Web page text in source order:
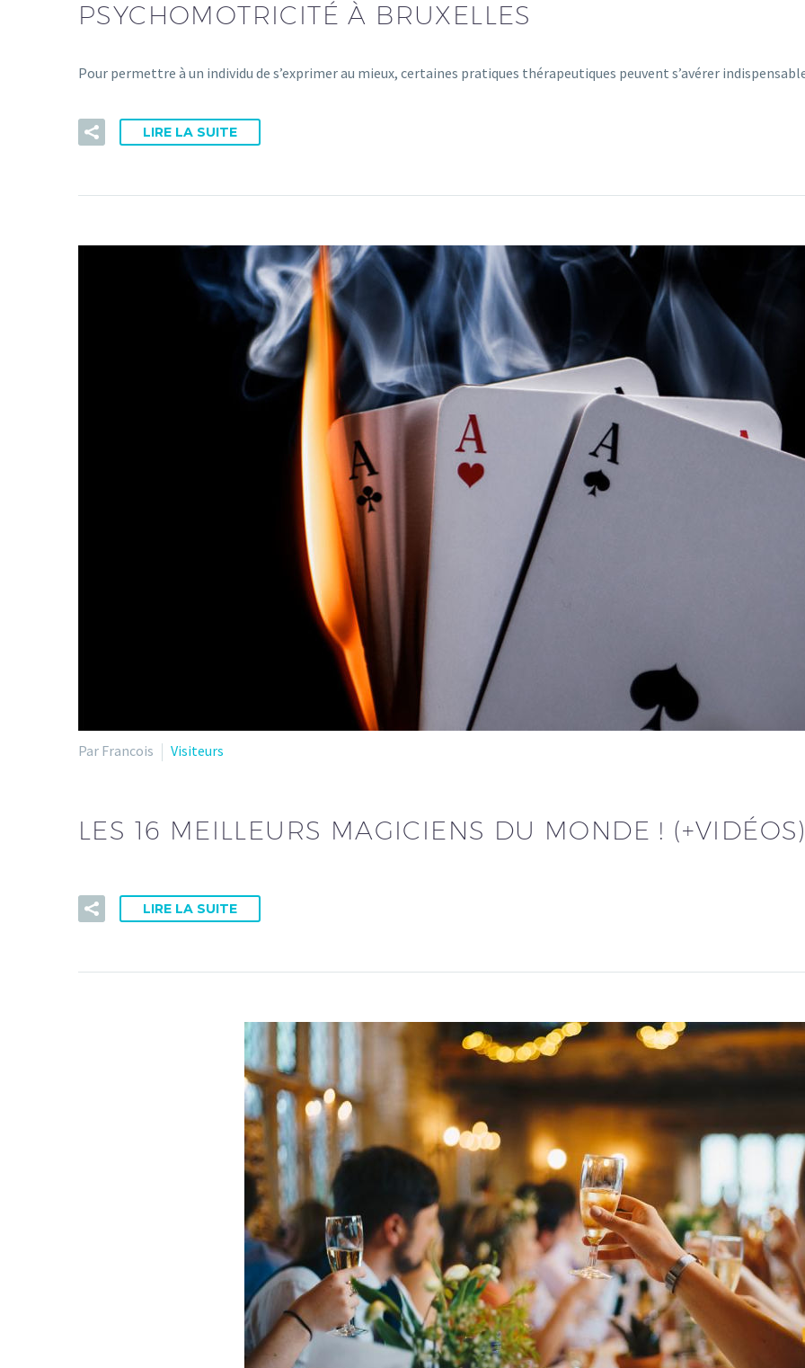
PSYCHOMOTRICITÉ À BRUXELLES
Pour permettre à un individu de s’exprimer au mieux, certaines pratiques thérapeutiques peuvent s’avérer
LIRE LA SUITE
Par Francois Visiteurs
LES 16 MEILLEURS MAGICIENS DU MONDE !
LIRE LA SUITE